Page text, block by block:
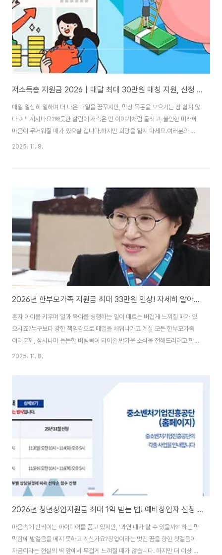
정책자금은 ..
저소득층 지원금 2026｜매달 최대 30만원 매칭 지원, 신청 자격 확인하기
매일 열심히 일하며 더 나은 내일을 꿈꾸지만, 막상 목돈을 모으기는 참 쉽지 않
다고 느끼시나요?빠듯한 살림에 저축은 먼 이야기처럼 들리고, 불안한 미래에
마음이 무거워질 때가 있으실 겁니다.하지만 희망을 잃지 마세요.여러분의 소
중한 땀방울이 더 큰 결실을 볼 수 있도록 돕는 든든한 정책이 있습니다.바로 여
마디로 ‘여러분의 저축에 힘을 더해주는 희망 통장’이라고 할 수 있습니다.성실
하게 일하며 미래를 준비하는 분들을 위해, 매달 꾸준히 저축하는 금액에 정부
지원금을 더해주는 방식..
2025. 11. 8.
2026년 한부모가족 지원금 최대 33만원 인상! 자세히 알아보기
혼자 아이를 키우며 일과 육아를 병행하는 일이 때로는 버겁게 느껴질 때가 있
으시죠?누구보다 강한 책임감으로 매일을 채워나가고 계실 모든 한부모가족
여러분께, 잠시나마 든든한 버팀목이 되어줄 반가운 소식을 전해드리려고 합니
다. 경제적인 부담은 조금 덜어내고, 아이와 함께 웃을 수 있는 시간을 더 많이
지 차근차근 알려드릴게요.아이와 함께 여는 든든한 내일홀로 자녀를 키우는
것은 정말 위대한 일이지만, 때로는 현실의 벽 앞에서 막막함을 느끼기도 합니
2025. 11. 8.
2026년 청년창업지원금 최대 1억 받는 법! 예비창업자 신청 자격, 기간 총정리
마음속에 반짝이는 아이디어를 품고 있지만, '과연 내가 할 수 있을까?' 하는 막
막함에 발걸음을 떼지 못하고 계신가요?창업이라는 멋진 꿈을 향한 첫걸음이
자금이라는 현실의 벽 앞에서 무겁게 느껴질 때가 많습니다. 하지만 더 이상 혼